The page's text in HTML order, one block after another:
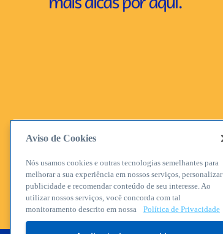
Aviso de Cookies
Nós usamos cookies e outras tecnologias semelhantes para
melhorar a sua experiência em nossos serviços, personalizar
publicidade e recomendar conteúdo de seu interesse. Ao
utilizar nossos serviços, você concorda com tal
monitoramento descrito em nossa
Política de Privacidade